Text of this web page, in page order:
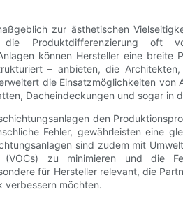
zur ästhetischen
Produktdifferenzierung oft
können Hersteller eine breite
– anbieten, die Architekten,
die Einsatzmöglichkeiten von
Dacheindeckungen und sogar in
den
Fehler, gewährleisten eine
sind zudem mit
(VOCs) zu minimieren und die
für Hersteller relevant, die
verbessern möchten.